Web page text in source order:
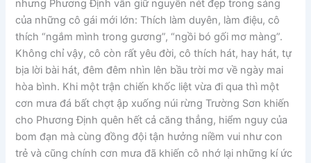
nhưng Phương Định vẫn giữ nguyên nét đẹp trong sáng
của những cô gái mới lớn: Thích làm duyên, làm điệu, cô
thích “ngắm mình trong gương”, “ngồi bó gối mơ màng”.
Không chỉ vậy, cô còn rất yêu đời, cô thích hát, hay hát, tự
bịa lời bài hát, đêm đêm nhìn lên bầu trời mơ về ngày mai
hòa bình. Khi một trận chiến khốc liệt vừa đi qua thì một
cơn mưa đá bất chợt ập xuống núi rừng Trường Sơn khiến
cho Phương Định quên hết cả căng thẳng, hiểm nguy của
bom đạn mà cùng đồng đội tận hưởng niềm vui như con
trẻ và cũng chính cơn mưa đã khiến cô nhớ lại những kí ức